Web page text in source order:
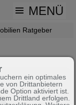
MENÜ
Ratgeber
ein optimales
von Drittanbietern
Option aktiviert ist.
Drittland erfolgen.